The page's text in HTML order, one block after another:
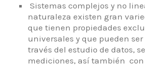
Sistemas complejos y no
naturaleza existen gran
que tienen propiedades
universales y que pueden
través del estudio de datos,
mediciones, así también con